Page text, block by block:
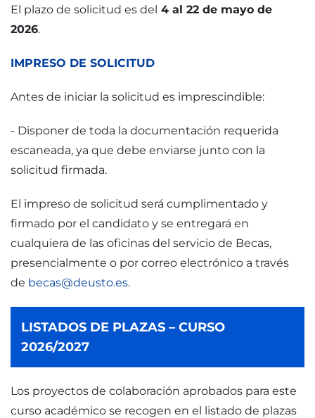
El plazo de solicitud es del 4 al 22 de mayo de
2026.
IMPRESO DE SOLICITUD
Antes de iniciar la solicitud es imprescindible:
- Disponer de toda la documentación requerida
escaneada, ya que debe enviarse junto con la
solicitud firmada.
El impreso de solicitud será cumplimentado y
firmado por el candidato y se entregará en
cualquiera de las oficinas del servicio de Becas,
presencialmente o por correo electrónico a través
de becas@deusto.es.
LISTADOS DE PLAZAS – CURSO
2026/2027
Los proyectos de colaboración aprobados para este
curso académico se recogen en el listado de plazas